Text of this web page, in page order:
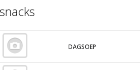
snacks
DAGSOEP